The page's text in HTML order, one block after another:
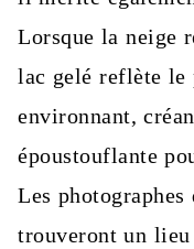
Lorsque la neige
lac gelé reflète le
environnant,
époustouflante
Les photographes
trouveront un